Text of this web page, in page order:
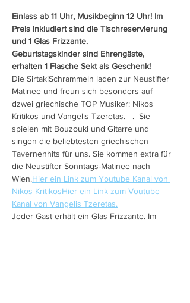
Einlass ab 11 Uhr, Musikbeginn 12 Uhr! Im
Preis inkludiert sind die Tischreservierung
und 1 Glas Frizzante.
Geburtstagskinder sind Ehrengäste,
erhalten 1 Flasche Sekt als Geschenk!
Die SirtakiSchrammeln laden zur Neustifter
Matinee und freun sich besonders auf
dzwei griechische TOP Musiker: Nikos
Kritikos und Vangelis Tzeretas.
. Sie
spielen mit Bouzouki und Gitarre und
singen die beliebtesten griechischen
Tavernenhits für uns. Sie kommen extra für
die Neustifter Sonntags-Matinee nach
Wien.Hier ein Link zum Youtube Kanal von
Nikos KritikosHier ein Link zum Voutube
Kanal von Vangelis Tzeretas.
Jeder Gast erhält ein Glas Frizzante. Im